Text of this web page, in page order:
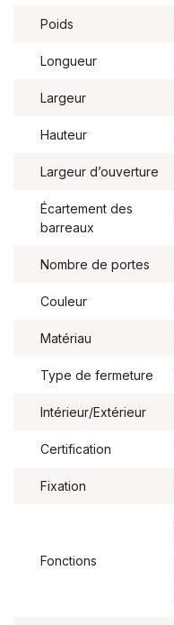
Poids
Longueur
Largeur
Hauteur
Largeur d’ouverture
Écartement des
barreaux
Nombre de portes
Couleur
Matériau
Type de fermeture
Intérieur/Extérieur
Certification
Fixation
Fonctions